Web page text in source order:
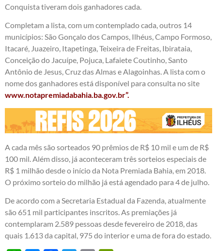
Conquista tiveram dois ganhadores cada.
Completam a lista, com um contemplado cada, outros 14
municípios: São Gonçalo dos Campos, Ilhéus, Campo Formoso,
Itacaré, Juazeiro, Itapetinga, Teixeira de Freitas, Ibirataia,
Conceição do Jacuípe, Pojuca, Lafaiete Coutinho, Santo
Antônio de Jesus, Cruz das Almas e Alagoinhas. A lista com o
nome dos ganhadores está disponível para consulta no site
www.notapremiadabahia.ba.gov.br”.
A cada mês são sorteados 90 prêmios de R$ 10 mil e um de R$
100 mil. Além disso, já aconteceram três sorteios especiais de
R$ 1 milhão desde o início da Nota Premiada Bahia, em 2018.
O próximo sorteio do milhão já está agendado para 4 de julho.
De acordo com a Secretaria Estadual da Fazenda, atualmente
são 651 mil participantes inscritos. As premiações já
contemplaram 2.589 pessoas desde fevereiro de 2018, das
quais 1.613 da capital, 975 do interior e uma de fora do estado.